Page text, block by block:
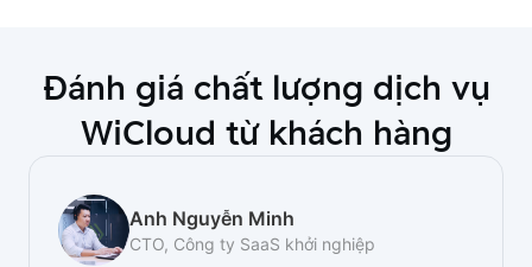
Đánh giá chất lượng dịch vụ
WiCloud từ khách hàng
Anh Nguyễn Minh
CTO, Công ty SaaS khởi nghiệp